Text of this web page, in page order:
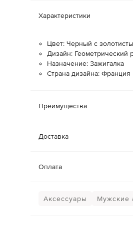
Характеристики
Цвет: Черный с
Дизайн: Геометрический
Назначение: Зажигалка
Страна дизайна: Франция
Преимущества
Доставка
Оплата
Аксессуары Мужские